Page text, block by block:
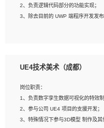
2、负责逻辑代码部分的功能实现；
3、除去目前的 UWP 端程序开发发
2、熟练掌握 Unity3D 程序开发，精
4、有良好的沟通能力和团队合作意识
5、开发过 HoloLens 程序者优先。
UE4技术美术（成都）
岗位职责：
1、负责数字孪生数据可视化的特效制
2、参与公司 UE4 项目的支援开发；
3、特殊情况下参与3D模型 制作及其